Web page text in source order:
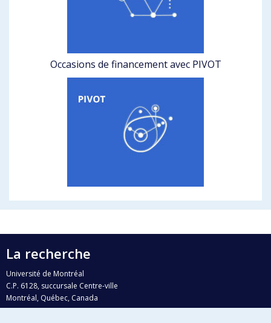
Occasions de financement avec PIVOT
La recherche
Université de Montréal
C.P. 6128, succursale Centre-ville
Montréal, Québec, Canada
H3C 3J7